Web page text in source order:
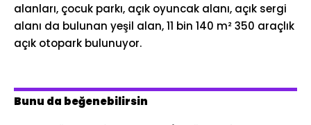
alanları, çocuk parkı, açık oyuncak alanı, açık sergi
alanı da bulunan yeşil alan, 11 bin 140 m² 350 araçlık
açık otopark bulunuyor.
Bunu da beğenebilirsin